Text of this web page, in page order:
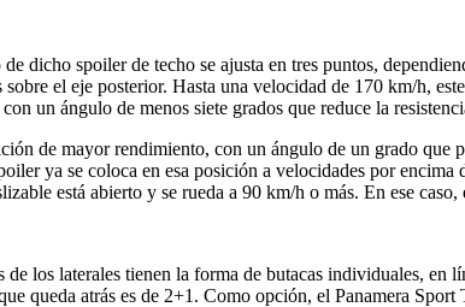
dicho spoiler de techo se ajusta en tres puntos,
el eje posterior. Hasta una velocidad de 170 km/h,
un ángulo de menos siete grados que reduce la
de mayor rendimiento, con un ángulo de un grado
ya se coloca en esa posición a velocidades por
está abierto y se rueda a 90 km/h o más. En ese
los laterales tienen la forma de butacas individuales,
queda atrás es de 2+1. Como opción, el Panamera